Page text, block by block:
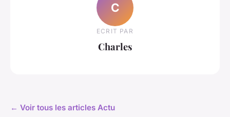
C
ECRIT PAR
Charles
← Voir tous les articles Actu